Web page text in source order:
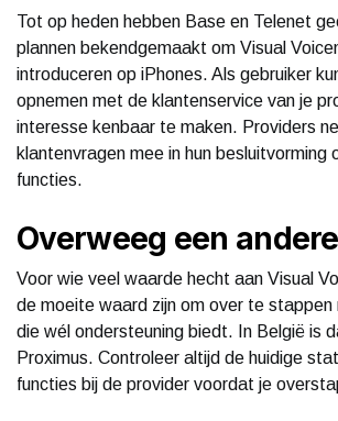
Tot op heden hebben Base en Telenet
plannen bekendgemaakt om Visual
introduceren op iPhones. Als gebruiker
opnemen met de klantenservice van je
interesse kenbaar te maken. Providers
klantenvragen mee in hun
functies.
Overweeg een
Voor wie veel waarde hecht aan Visual
de moeite waard zijn om over te stappen
die wél ondersteuning biedt. In België is
Proximus. Controleer altijd de huidige
functies bij de provider voordat je